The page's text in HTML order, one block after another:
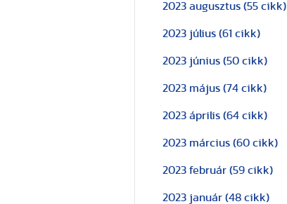
2023 augusztus (55 cikk)
2023 július (61 cikk)
2023 június (50 cikk)
2023 május (74 cikk)
2023 április (64 cikk)
2023 március (60 cikk)
2023 február (59 cikk)
2023 január (48 cikk)